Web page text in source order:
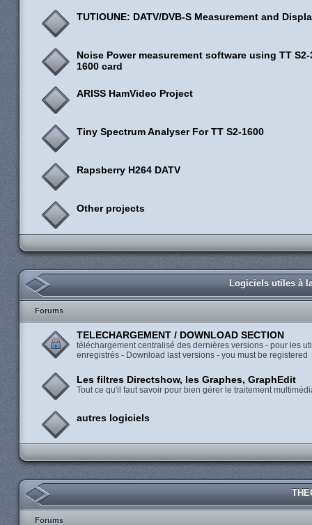
TUTIOUNE: DATV/DVB-S Measurement and
Noise Power measurement software using TT S2-
1600 card
ARISS HamVideo Project
Tiny Spectrum Analyser For TT S2-1600
Rapsberry H264 DATV
Other projects
Logiciels utiles à
Forums
TELECHARGEMENT / DOWNLOAD SECTION
téléchargement centralisé des dernières versions - pour les
enregistrés - Download last versions - you must be registered
Les filtres Directshow, les Graphes, GraphEdit
Tout ce qu'il faut savoir pour bien gérer le traitement
autres logiciels
Forums